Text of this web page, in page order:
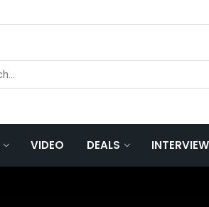
VIDEO DEALS INTERVIEW